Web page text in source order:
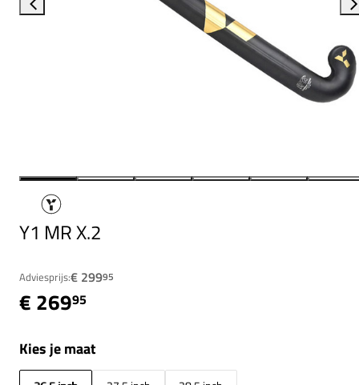
Y1 MR X.2
Adviesprijs:€ 29995
€ 26995
Kies je maat